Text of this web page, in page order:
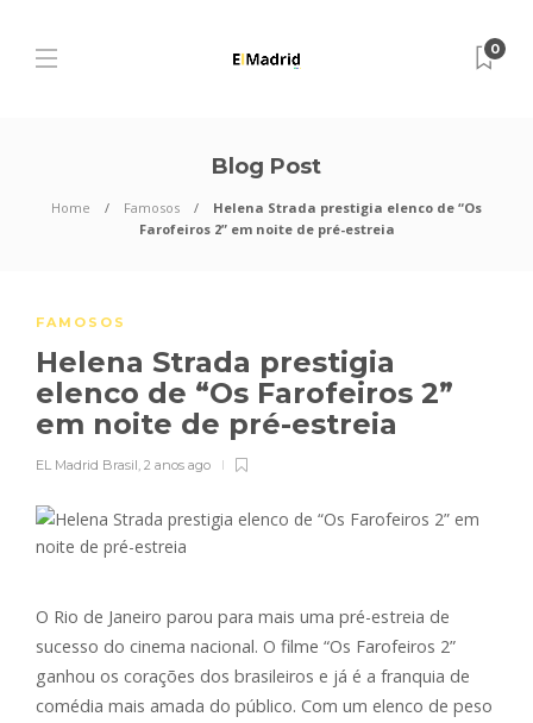
0
Blog Post
Home Famosos
Helena Strada prestigia elenco de “Os
Farofeiros 2” em noite de pré-estreia
FAMOSOS
Helena Strada prestigia
elenco de “Os Farofeiros 2”
em noite de pré-estreia
EL Madrid Brasil, 2 anos ago
O Rio de Janeiro parou para mais uma pré-estreia de
sucesso do cinema nacional. O filme “Os Farofeiros 2”
ganhou os corações dos brasileiros e já é a franquia de
comédia mais amada do público. Com um elenco de peso